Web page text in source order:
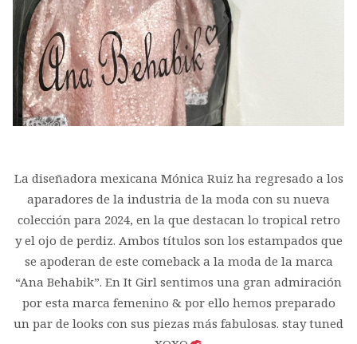
La diseñadora mexicana Mónica Ruiz ha regresado a los
aparadores de la industria de la moda con su nueva
colección para 2024, en la que destacan lo tropical retro
y el ojo de perdiz. Ambos títulos son los estampados que
se apoderan de este comeback a la moda de la marca
“Ana Behabik”. En It Girl sentimos una gran admiración
por esta marca femenino & por ello hemos preparado
un par de looks con sus piezas más fabulosas. stay tuned